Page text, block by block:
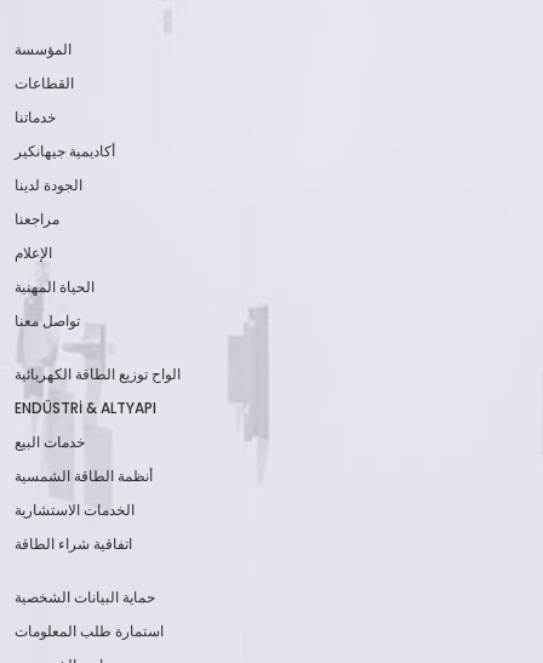
المؤسسة
القطاعات
خدماتنا
أكاديمية جيهانكير
الجودة لدينا
مراجعنا
الإعلام
الحياة المهنية
تواصل معنا
الواح توزيع الطاقة الكهربائية
ENDÜSTRİ & ALTYAPI
خدمات البيع
أنظمة الطاقة الشمسية
الخدمات الاستشارية
اتفاقية شراء الطاقة
حماية البيانات الشخصية
استمارة طلب المعلومات